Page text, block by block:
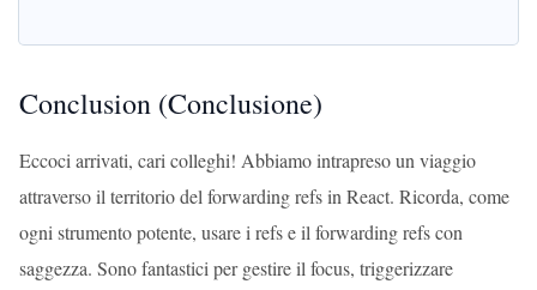
Conclusion (Conclusione)
Eccoci arrivati, cari colleghi! Abbiamo intrapreso un viaggio
attraverso il territorio del forwarding refs in React. Ricorda, come
ogni strumento potente, usare i refs e il forwarding refs con
saggezza. Sono fantastici per gestire il focus, triggerizzare